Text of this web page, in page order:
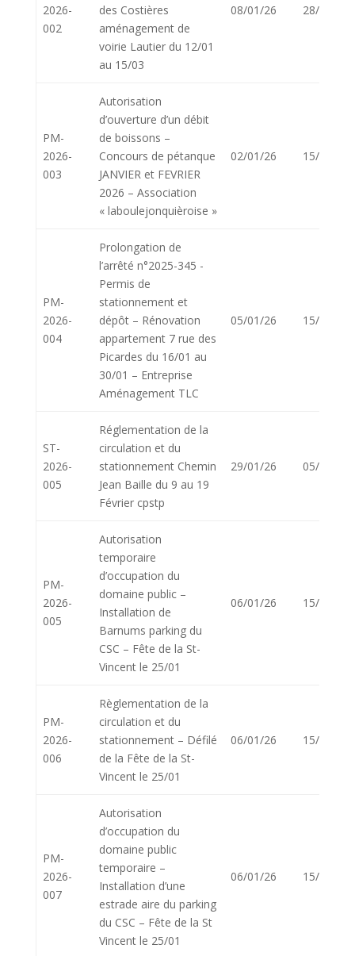
2026-
002
des Costières
aménagement de
voirie Lautier du 12/01
au 15/03
08/01/26 28/01/26
PM-
2026-
003
Autorisation
d’ouverture d’un débit
de boissons –
Concours de pétanque
JANVIER et FEVRIER
2026 – Association
« laboulejonquièroise »
02/01/26 15/01/26
PM-
2026-
004
Prolongation de
l’arrêté n°2025-345 -
Permis de
stationnement et
dépôt – Rénovation
appartement 7 rue des
Picardes du 16/01 au
30/01 – Entreprise
Aménagement TLC
05/01/26 15/01/26
ST-
2026-
005
Réglementation de la
circulation et du
stationnement Chemin
Jean Baille du 9 au 19
Février cpstp
29/01/26 05/02/26
PM-
2026-
005
Autorisation
temporaire
d’occupation du
domaine public –
Installation de
Barnums parking du
CSC – Fête de la St-
Vincent le 25/01
06/01/26 15/01/26
PM-
2026-
006
Règlementation de la
circulation et du
stationnement – Défilé
de la Fête de la St-
Vincent le 25/01
06/01/26 15/01/26
PM-
2026-
007
Autorisation
d’occupation du
domaine public
temporaire –
Installation d’une
estrade aire du parking
du CSC – Fête de la St
Vincent le 25/01
06/01/26 15/01/26